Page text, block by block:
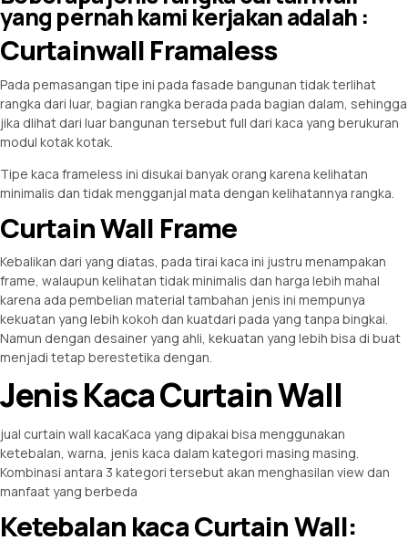
yang pernah kami kerjakan adalah :
Curtainwall Framaless
Pada pemasangan tipe ini pada fasade bangunan tidak terlihat
rangka dari luar, bagian rangka berada pada bagian dalam, sehingga
jika dlihat dari luar bangunan tersebut full dari kaca yang berukuran
modul kotak kotak.
Tipe kaca frameless ini disukai banyak orang karena kelihatan
minimalis dan tidak mengganjal mata dengan kelihatannya rangka.
Curtain Wall Frame
Kebalikan dari yang diatas, pada tirai kaca ini justru menampakan
frame, walaupun kelihatan tidak minimalis dan harga lebih mahal
karena ada pembelian material tambahan jenis ini mempunya
kekuatan yang lebih kokoh dan kuatdari pada yang tanpa bingkai.
Namun dengan desainer yang ahli, kekuatan yang lebih bisa di buat
menjadi tetap berestetika dengan.
Jenis Kaca Curtain Wall
jual curtain wall kacaKaca yang dipakai bisa menggunakan
ketebalan, warna, jenis kaca dalam kategori masing masing.
Kombinasi antara 3 kategori tersebut akan menghasilan view dan
manfaat yang berbeda
Ketebalan kaca Curtain Wall: